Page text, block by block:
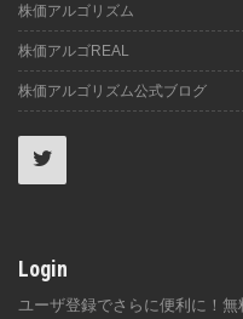
株価アルゴリズム
株価アルゴREAL
株価アルゴリズム公式ブログ
Login
ユーザ登録でさらに便利に！